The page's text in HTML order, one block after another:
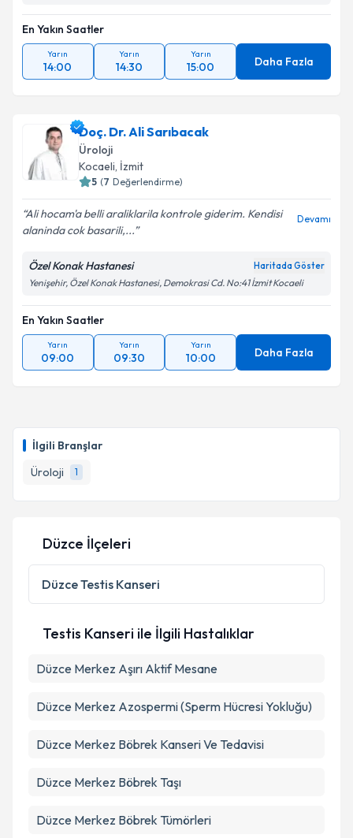
İlgili Branşlar
Üroloji
1
En Yakın Saatler
Yarın
14:00
Yarın
14:30
Yarın
15:00 Daha Fazla
Doç. Dr. Ali Sarıbacak
Üroloji
Kocaeli, İzmit
5 (7 Değerlendirme)
Ali hocam'a belli araliklarila kontrole giderim. Kendisi
alaninda cok basarili,...
Devamı
Özel Konak Hastanesi Haritada Göster
Yenişehir, Özel Konak Hastanesi, Demokrasi Cd. No:41 İzmit Kocaeli
En Yakın Saatler
Yarın
09:00
Yarın
09:30
Yarın
10:00 Daha Fazla
Düzce İlçeleri
DüzceTestis Kanseri
Testis Kanseri ile İlgili Hastalıklar
Düzce Merkez Aşırı Aktif Mesane
Düzce Merkez Azospermi (Sperm Hücresi Yokluğu)
Düzce Merkez Böbrek Kanseri Ve Tedavisi
Düzce Merkez Böbrek Taşı
Düzce Merkez Böbrek Tümörleri